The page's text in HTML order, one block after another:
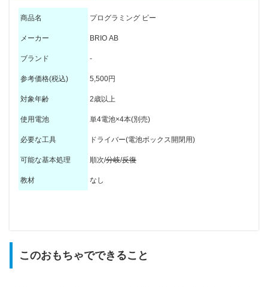
商品名 プログラミング ビー
メーカー BRIO AB
ブランド -
参考価格(税込) 5,500円
対象年齢 2歳以上
使用電池 単4電池×4本(別売)
必要な工具 ドライバー(電池ボックス開閉用)
可能な基本処理 順次/分岐/反復
教材 なし
マイコン
入力装置 なし
デバイス
プログラミング方法 アンプラグドプログラミング(本体のボタン操作)
このおもちゃでできること